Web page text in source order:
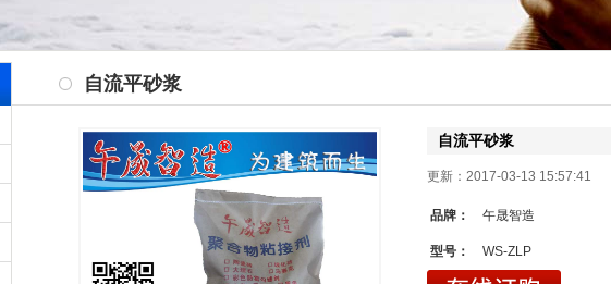
自流平砂浆
自流平砂浆
更新：2017-03-13 15:57:41
品牌： 午晟智造
型号： WS-ZLP